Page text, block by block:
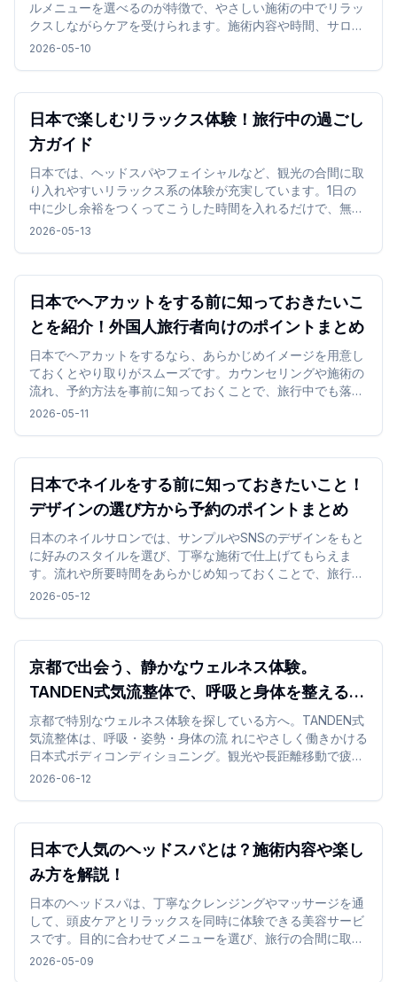
ルメニューを選べるのが特徴で、やさしい施術の中でリラッ
クスしながらケアを受けられます。施術内容や時間、サロン
の雰囲気を確認して選ぶことで、旅行中でも無理なく取り入
2026-05-10
日本で楽しむリラックス体験！旅行中の過ごし
方ガイド
日本では、ヘッドスパやフェイシャルなど、観光の合間に取
り入れやすいリラックス系の体験が充実しています。1日の
中に少し余裕をつくってこうした時間を入れるだけで、無理
なく気分を切り替えながら旅行を楽しめます。
2026-05-13
日本でヘアカットをする前に知っておきたいこ
とを紹介！外国人旅行者向けのポイントまとめ
日本でヘアカットをするなら、あらかじめイメージを用意し
ておくとやり取りがスムーズです。カウンセリングや施術の
流れ、予約方法を事前に知っておくことで、旅行中でも落ち
着いて利用しやすくなります。
2026-05-11
日本でネイルをする前に知っておきたいこと！
デザインの選び方から予約のポイントまとめ
日本のネイルサロンでは、サンプルやSNSのデザインをもと
に好みのスタイルを選び、丁寧な施術で仕上げてもらえま
す。流れや所要時間をあらかじめ知っておくことで、旅行中
でも無理なくネイル体験を楽しめます。
2026-05-12
京都で出会う、静かなウェルネス体験。
TANDEN式気流整体で、呼吸と身体を整える時
間 を
京都で特別なウェルネス体験を探している方へ。TANDEN式
気流整体は、呼吸・姿勢・身体の流 れにやさしく働きかける
日本式ボディコンディショニング。観光や長距離移動で疲れ
た身体を、静 かな和の空間で整える特別な体験です。
2026-06-12
日本で人気のヘッドスパとは？施術内容や楽し
み方を解説！
日本のヘッドスパは、丁寧なクレンジングやマッサージを通
して、頭皮ケアとリラックスを同時に体験できる美容サービ
スです。目的に合わせてメニューを選び、旅行の合間に取り
入れることで、リフレッシュできる時間を過ごせます。
2026-05-09